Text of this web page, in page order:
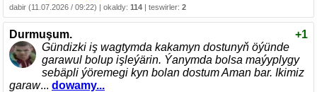
dabir (11.07.2026 / 09:22) | okaldy: 114 | teswirler: 2
Durmuşum.
+1
Gündizki iş wagtymda kakamyn dostunyň öýünde
garawul bolup işleýärin. Ýanymda bolsa maýyplygy
sebäpli ýöremegi kyn bolan dostum Aman bar. Ikimiz
garaw... dowamy...